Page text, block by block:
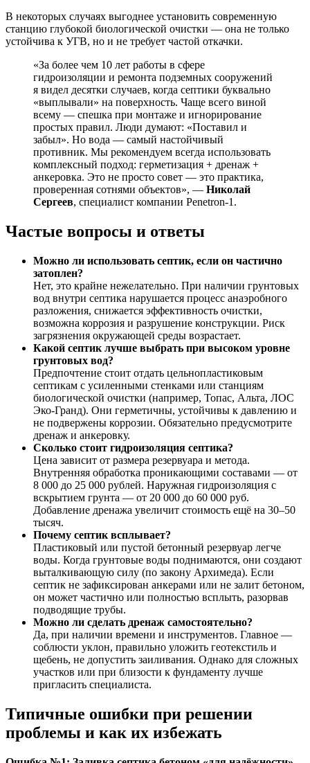
В некоторых случаях выгоднее установить современную
станцию глубокой биологической очистки — она не только
устойчива к УГВ, но и не требует частой откачки.
«За более чем 10 лет работы в сфере
гидроизоляции и ремонта подземных сооружений
я видел десятки случаев, когда септики буквально
«выплывали» на поверхность. Чаще всего виной
всему — спешка при монтаже и игнорирование
простых правил. Люди думают: «Поставил и
забыл». Но вода — самый настойчивый
противник. Мы рекомендуем всегда использовать
комплексный подход: герметизация + дренаж +
анкеровка. Это не просто совет — это практика,
проверенная сотнями объектов», — Николай
Сергеев, специалист компании Penetron-1.
Частые вопросы и ответы
Можно ли использовать септик, если он частично
затоплен?
Нет, это крайне нежелательно. При наличии грунтовых
вод внутри септика нарушается процесс анаэробного
разложения, снижается эффективность очистки,
возможна коррозия и разрушение конструкции. Риск
загрязнения окружающей среды возрастает.
Какой септик лучше выбрать при высоком уровне
грунтовых вод?
Предпочтение стоит отдать цельнопластиковым
септикам с усиленными стенками или станциям
биологической очистки (например, Топас, Альта, ЛОС
Эко-Гранд). Они герметичны, устойчивы к давлению и
не подвержены коррозии. Обязательно предусмотрите
дренаж и анкеровку.
Сколько стоит гидроизоляция септика?
Цена зависит от размера резервуара и метода.
Внутренняя обработка проникающими составами — от
8 000 до 25 000 рублей. Наружная гидроизоляция с
вскрытием грунта — от 20 000 до 60 000 руб.
Добавление дренажа увеличит стоимость ещё на 30–50
тысяч.
Почему септик всплывает?
Пластиковый или пустой бетонный резервуар легче
воды. Когда грунтовые воды поднимаются, они создают
выталкивающую силу (по закону Архимеда). Если
септик не зафиксирован анкерами или не залит бетоном,
он может частично или полностью всплыть, разорвав
подводящие трубы.
Можно ли сделать дренаж самостоятельно?
Да, при наличии времени и инструментов. Главное —
соблюсти уклон, правильно уложить геотекстиль и
щебень, не допустить заиливания. Однако для сложных
участков или при близости к фундаменту лучше
пригласить специалиста.
Типичные ошибки при решении
проблемы и как их избежать